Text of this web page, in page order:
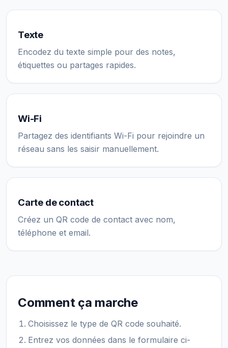
Texte
Encodez du texte simple pour des notes,
étiquettes ou partages rapides.
Wi-Fi
Partagez des identifiants Wi-Fi pour rejoindre un
réseau sans les saisir manuellement.
Carte de contact
Créez un QR code de contact avec nom,
téléphone et email.
Comment ça marche
Choisissez le type de QR code souhaité.
Entrez vos données dans le formulaire ci-